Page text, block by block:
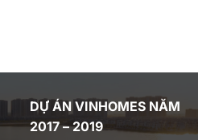
DỰ ÁN VINHOMES NĂM
2017 – 2019